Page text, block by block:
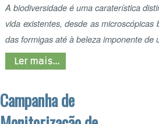
Ler mais...
Campanha de
Monitorização de
Rios